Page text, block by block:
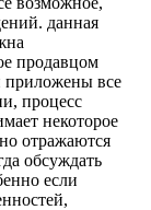
данная
продавцом
приложены все
процесс
некоторое
отражаются
обсуждать
если